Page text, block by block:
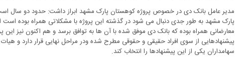
مدیر عامل بانک دی در خصوص پروژه کوهستان پارک مشهد ابراز داشت: حدود دو سال
پارک مشهد به طور جدی دنبال می شود در گذشته این پروژه با مشکلاتی همراه بوده است
معارضانی همراه بوده که بانک دی موفق شده با آن ها به توافق برسد و هم اکنون نیز
پیشنهادهایی از سوی افراد حقیقی و حقوقی مطرح شده ودر مراحل نهایی قرار دارد و هیات
سهامداران یکی از این پیشنهادها را انتخاب کند.